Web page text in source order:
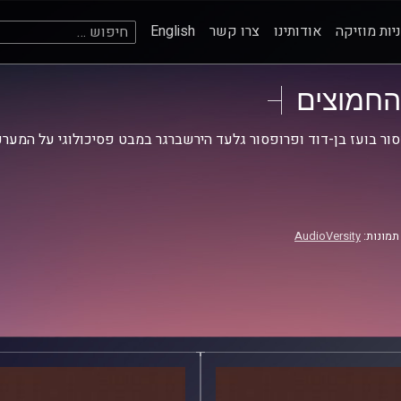
מוזיקה אודותינו צרו קשר English חיפוש:
החמוצים
בועז בן-דוד ופרופסור גלעד הירשברגר במבט פסיכולוגי על
AudioVersity